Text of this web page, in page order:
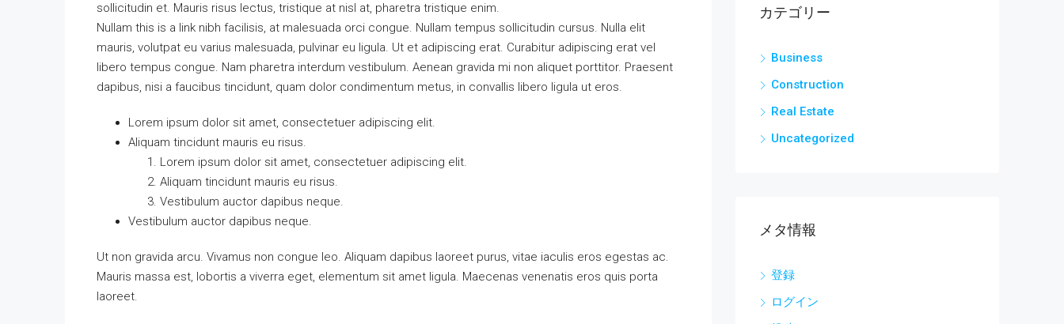
sollicitudin et. Mauris risus lectus, tristique at nisl at, pharetra tristique enim.
Nullam this is a link nibh facilisis, at malesuada orci congue. Nullam tempus sollicitudin cursus. Nulla elit
mauris, volutpat eu varius malesuada, pulvinar eu ligula. Ut et adipiscing erat. Curabitur adipiscing erat vel
libero tempus congue. Nam pharetra interdum vestibulum. Aenean gravida mi non aliquet porttitor. Praesent
dapibus, nisi a faucibus tincidunt, quam dolor condimentum metus, in convallis libero ligula ut eros.
Lorem ipsum dolor sit amet, consectetuer adipiscing elit.
Aliquam tincidunt mauris eu risus.
Lorem ipsum dolor sit amet, consectetuer adipiscing elit.
Aliquam tincidunt mauris eu risus.
Vestibulum auctor dapibus neque.
Vestibulum auctor dapibus neque.
Ut non gravida arcu. Vivamus non congue leo. Aliquam dapibus laoreet purus, vitae iaculis eros egestas ac.
Mauris massa est, lobortis a viverra eget, elementum sit amet ligula. Maecenas venenatis eros quis porta
laoreet.
カテゴリー
Business
Construction
Real Estate
Uncategorized
メタ情報
登録
ログイン